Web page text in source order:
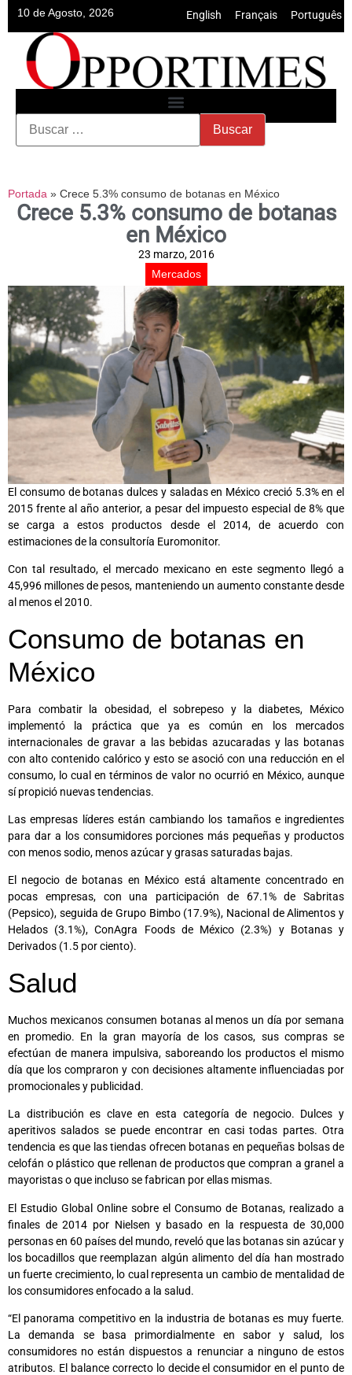
10 de Agosto, 2026 English Français Português
Portada » Crece 5.3% consumo de botanas en México
Crece 5.3% consumo de botanas
en México
23 marzo, 2016
Mercados
El consumo de botanas dulces y saladas en México creció 5.3% en el
2015 frente al año anterior, a pesar del impuesto especial de 8% que
se carga a estos productos desde el 2014, de acuerdo con
estimaciones de la consultoría Euromonitor.
Con tal resultado, el mercado mexicano en este segmento llegó a
45,996 millones de pesos, manteniendo un aumento constante desde
al menos el 2010.
Consumo de botanas en
México
Para combatir la obesidad, el sobrepeso y la diabetes, México
implementó la práctica que ya es común en los mercados
internacionales de gravar a las bebidas azucaradas y las botanas
con alto contenido calórico y esto se asoció con una reducción en el
consumo, lo cual en términos de valor no ocurrió en México, aunque
sí propició nuevas tendencias.
Las empresas líderes están cambiando los tamaños e ingredientes
para dar a los consumidores porciones más pequeñas y productos
con menos sodio, menos azúcar y grasas saturadas bajas.
El negocio de botanas en México está altamente concentrado en
pocas empresas, con una participación de 67.1% de Sabritas
(Pepsico), seguida de Grupo Bimbo (17.9%), Nacional de Alimentos y
Helados (3.1%), ConAgra Foods de México (2.3%) y Botanas y
Derivados (1.5 por ciento).
Salud
Muchos mexicanos consumen botanas al menos un día por semana
en promedio. En la gran mayoría de los casos, sus compras se
efectúan de manera impulsiva, saboreando los productos el mismo
día que los compraron y con decisiones altamente influenciadas por
promocionales y publicidad.
La distribución es clave en esta categoría de negocio. Dulces y
aperitivos salados se puede encontrar en casi todas partes. Otra
tendencia es que las tiendas ofrecen botanas en pequeñas bolsas de
celofán o plástico que rellenan de productos que compran a granel a
mayoristas o que incluso se fabrican por ellas mismas.
El Estudio Global Online sobre el Consumo de Botanas, realizado a
finales de 2014 por Nielsen y basado en la respuesta de 30,000
personas en 60 países del mundo, reveló que las botanas sin azúcar y
los bocadillos que reemplazan algún alimento del día han mostrado
un fuerte crecimiento, lo cual representa un cambio de mentalidad de
los consumidores enfocado a la salud.
“El panorama competitivo en la industria de botanas es muy fuerte.
La demanda se basa primordialmente en sabor y salud, los
consumidores no están dispuestos a renunciar a ninguno de estos
atributos. El balance correcto lo decide el consumidor en el punto de